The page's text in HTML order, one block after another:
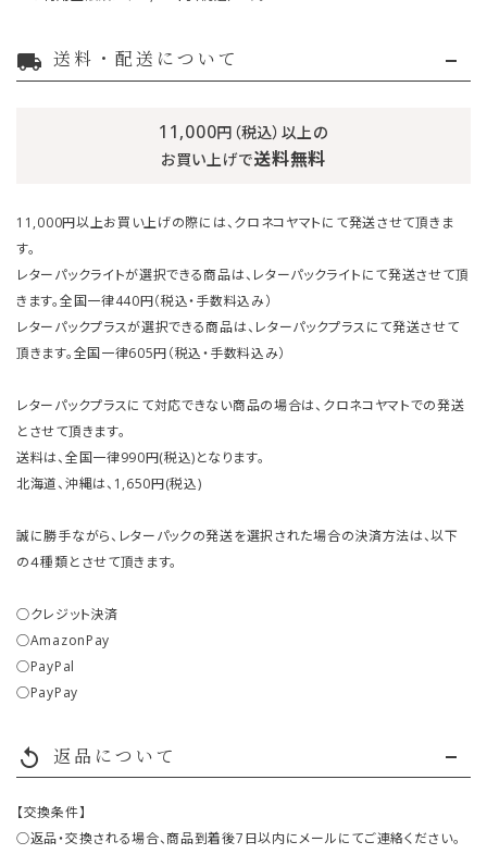
local_shipping 送料・配送について
11,000円（税込）以上の
お買い上げで送料無料
11,000円以上お買い上げの際には、クロネコヤマトにて発送させて頂きま
す。
レターパックライトが選択できる商品は、レターパックライトにて発送させて頂
きます。全国一律440円（税込・手数料込み）
レターパックプラスが選択できる商品は、レターパックプラスにて発送させて
頂きます。全国一律605円（税込・手数料込み）
レターパックプラスにて対応できない商品の場合は、クロネコヤマトでの発送
とさせて頂きます。
送料は、全国一律990円(税込)となります。
北海道、沖縄は、1,650円(税込)
誠に勝手ながら、レターパックの発送を選択された場合の決済方法は、以下
の４種類とさせて頂きます。
○クレジット決済
○AmazonPay
○PayPal
○PayPay
replay 返品について
【交換条件】
○返品・交換される場合、商品到着後7日以内にメールにてご連絡ください。